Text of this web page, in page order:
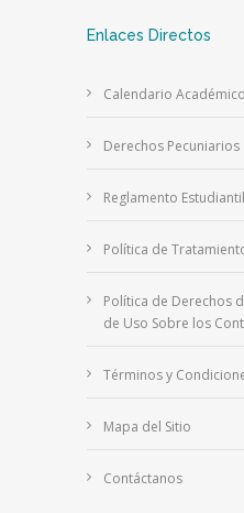
Enlaces Directos
Calendario Académico
Derechos Pecuniarios
Reglamento Estudiantil
Política de
Política de Derechos
de Uso Sobre los
Términos y
Mapa del Sitio
Contáctanos